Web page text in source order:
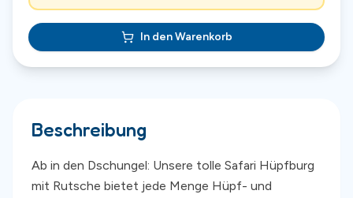
In den Warenkorb
Beschreibung
Ab in den Dschungel: Unsere tolle Safari Hüpfburg
mit Rutsche bietet jede Menge Hüpf- und